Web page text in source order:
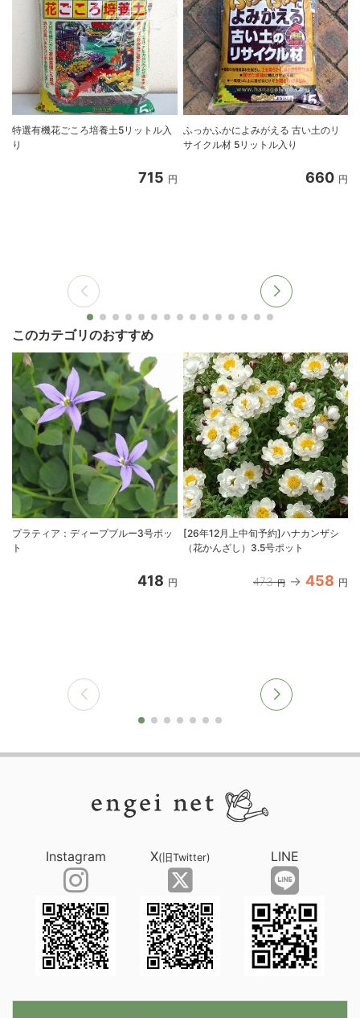
特選有機花ごころ培養土5リットル入
り
715 円
ふっかふかによみがえる 古い土のリ
サイクル材 5リットル入り
660 円
このカテゴリのおすすめ
プラティア：ディープブルー3号ポッ
ト
418 円
[26年12月上中旬予約]ハナカンザシ
（花かんざし）3.5号ポット
473 円 458 円
Instagram X(旧Twitter) LINE